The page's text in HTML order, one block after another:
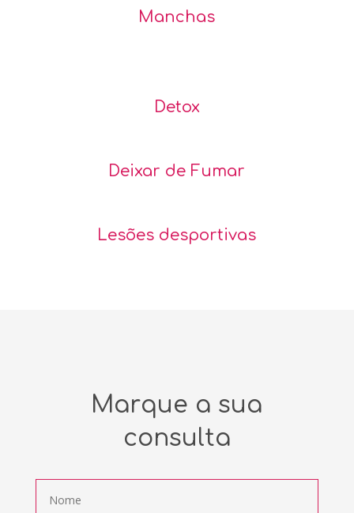
Manchas
Detox
Deixar de Fumar
Lesões desportivas
Marque a sua
consulta